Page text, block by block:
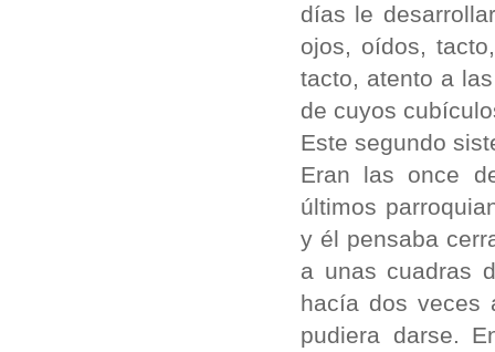
días le
ojos, oídos,
tacto, atento a
de cuyos
Este segundo
Eran las once
últimos
y él pensaba
a unas cuadras
hacía dos veces
pudiera darse.